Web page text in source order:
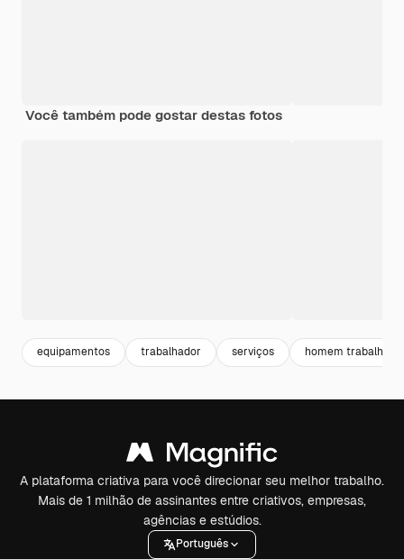
Você também pode gostar destas fotos
equipamentos trabalhador serviços homem
A plataforma criativa para você direcionar seu melhor trabalho.
Mais de 1 milhão de assinantes entre criativos, empresas,
agências e estúdios.
Português